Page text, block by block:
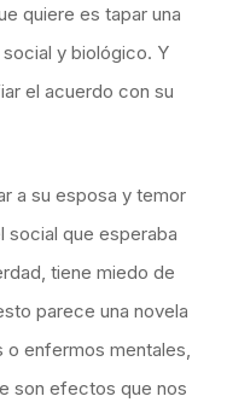
quiere es tapar una
y biológico. Y
el acuerdo con su
a su esposa y temor
social que esperaba
tiene miedo de
parece una novela
o enfermos mentales,
son efectos que nos